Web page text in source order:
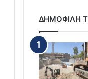
ΔΗΜΟΦΙΛΗ